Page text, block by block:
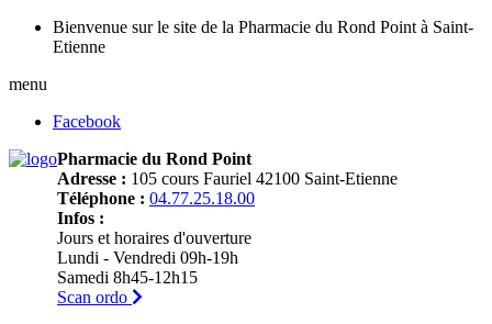
Bienvenue sur le site de la Pharmacie du Rond Point à Saint-
Etienne
menu
Facebook
Pharmacie du Rond Point
Adresse : 105 cours Fauriel 42100 Saint-Etienne
Téléphone : 04.77.25.18.00
Infos :
Jours et horaires d'ouverture
Lundi - Vendredi 09h-19h
Samedi 8h45-12h15
Scan ordo